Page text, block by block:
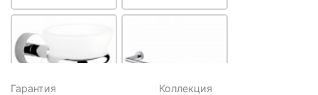
Гарантия Коллекция